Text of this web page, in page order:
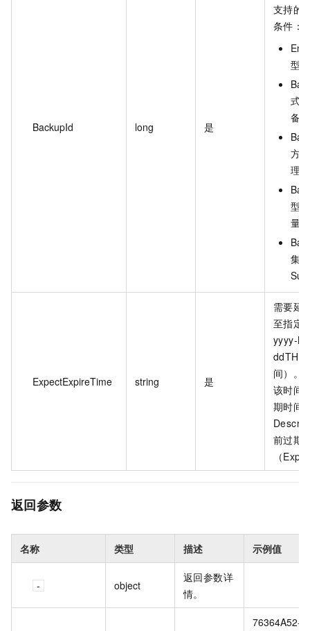
BackupId long 是
支持的
条件：
型
式
备
方
理
型
量
集
ExpectExpireTime string 是
需要延
至指定
yyyy-
间）。
该时间
期时间
前过期
（
返回参数
名称 类型 描述 示例值
object
返回参数详
情。
76364A52-